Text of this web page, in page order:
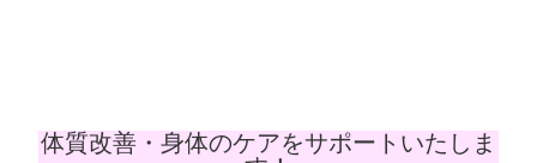
体質改善・身体のケアをサポートいたしま